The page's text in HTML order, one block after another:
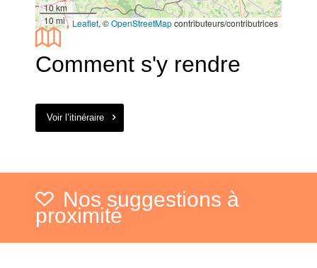
10 km
10 mi
Leaflet, ©OpenStreetMapcontributeurs/contributrices
Comment s'y rendre
Voir l’itinéraire
Nos suggestions à
proximité